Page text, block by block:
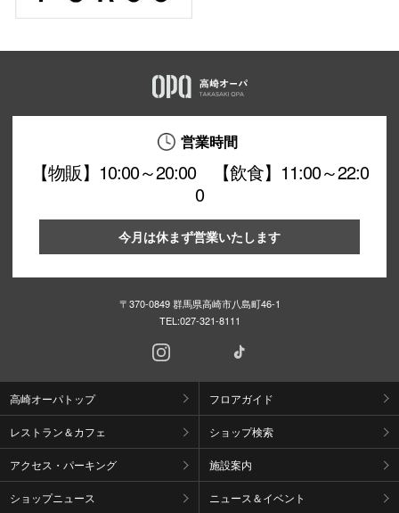
営業時間
【物販】10:00～20:00 【飲食】11:00～22:0
0
今月は休まず営業いたします
〒370-0849 群馬県高崎市八島町46-1
TEL:027-321-8111
高崎オーパトップ フロアガイド
レストラン＆カフェ ショップ検索
アクセス・パーキング 施設案内
ショップニュース ニュース＆イベント